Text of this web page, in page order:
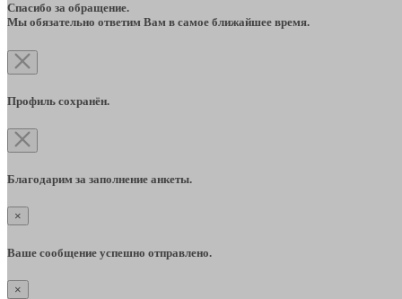
Спасибо за обращение.
Мы обязательно ответим Вам в самое ближайшее время.
Профиль сохранён.
Благодарим за заполнение анкеты.
×
Ваше сообщение успешно отправлено.
×